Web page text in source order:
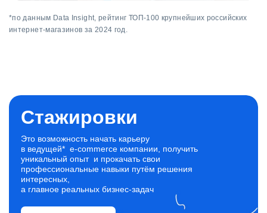
*по данным Data Insight, рейтинг ТОП-100 крупнейших российских
интернет-магазинов за 2024 год.
Стажировки
Это возможность начать карьеру
в ведущей* e‑commerce компании, получить
уникальный опыт и прокачать свои
профессиональные навыки путём решения
интересных,
а главное реальных бизнес‑задач